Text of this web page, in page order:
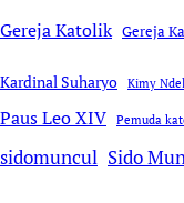
Gereja Katolik Gereja
Kardinal Suharyo Kimy
Paus Leo XIV Pemuda
sidomuncul Sido